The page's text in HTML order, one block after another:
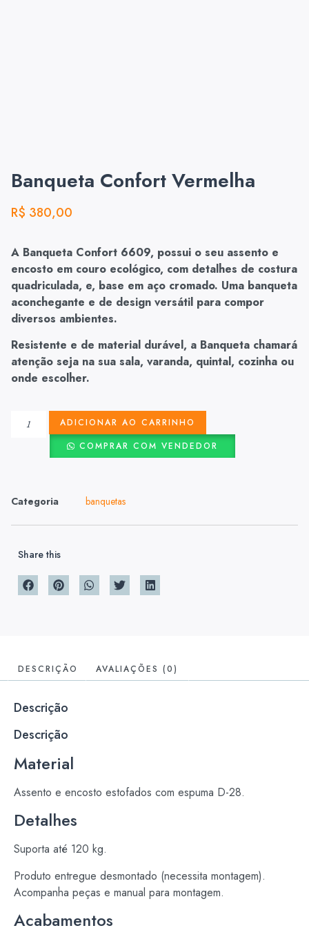
Banqueta Confort Vermelha
R$ 380,00
A Banqueta Confort 6609, possui o seu assento e
encosto em couro ecológico, com detalhes de costura
quadriculada, e, base em aço cromado. Uma banqueta
aconchegante e de design versátil para compor
diversos ambientes.
Resistente e de material durável, a Banqueta chamará
atenção seja na sua sala, varanda, quintal, cozinha ou
onde escolher.
ADICIONAR AO CARRINHO
COMPRAR COM VENDEDOR
Categoria banquetas
Share this
DESCRIÇÃO AVALIAÇÕES (0)
Descrição
Descrição
Material
Assento e encosto estofados com espuma D-28.
Detalhes
Suporta até 120 kg.
Produto entregue desmontado (necessita montagem).
Acompanha peças e manual para montagem.
Acabamentos